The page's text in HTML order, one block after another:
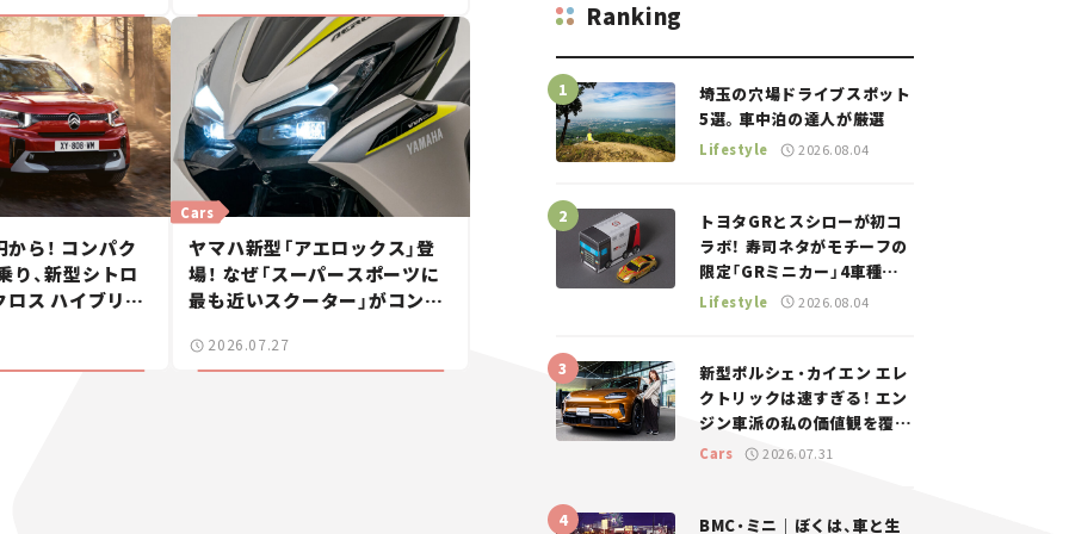
ら！ コンパク
り、新型シトロ
ス ハイブリッ
Cars
ヤマハ新型「アエロックス」登
場！ なぜ「スーパースポーツに
最も近いスクーター」がコンセ
2026.07.27
Ranking
埼玉の穴場ドライブスポット
5選。車中泊の達人が厳選
Lifestyle 2026.08.04
トヨタGRとスシローが初コ
ラボ！ 寿司ネタがモチーフの
限定「GRミニカー」4車種が
登場。入手方法は？【クルマ
Lifestyle 2026.08.04
新型ポルシェ・カイエン エレ
クトリックは速すぎる！ エン
ジン車派の私の価値観を覆し
た、新しいポルシェの走り。
Cars 2026.07.31
BMC・ミニ｜ぼくは、車と生